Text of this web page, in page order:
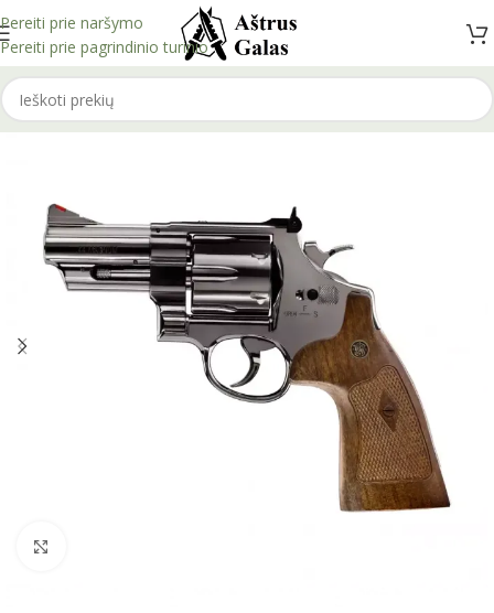
Pereiti prie naršymo
Pereiti prie pagrindinio turinio